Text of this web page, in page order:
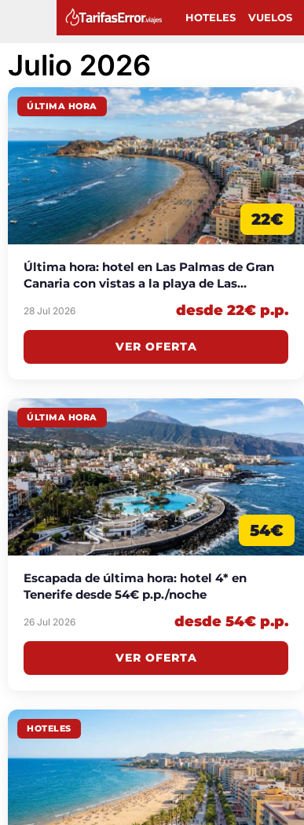
HOTELES VUELOS
Julio 2026
ÚLTIMA HORA
22€
Última hora: hotel en Las Palmas de Gran
Canaria con vistas a la playa de Las
28 Jul 2026 desde 22€ p.p.
VER OFERTA
ÚLTIMA HORA
54€
Escapada de última hora: hotel 4* en
Tenerife desde 54€ p.p./noche
26 Jul 2026 desde 54€ p.p.
VER OFERTA
HOTELES